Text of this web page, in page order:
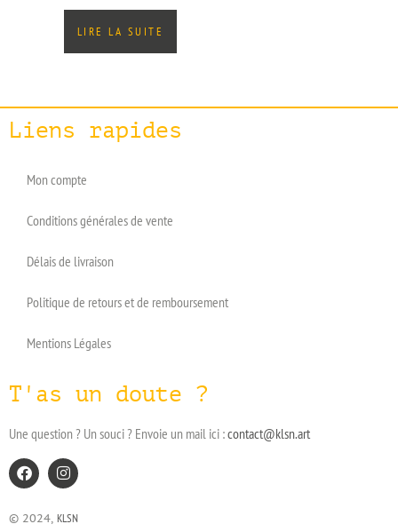
LIRE LA SUITE
Liens rapides
Mon compte
Conditions générales de vente
Délais de livraison
Politique de retours et de remboursement
Mentions Légales
T'as un doute ?
Une question ? Un souci ? Envoie un mail ici :contact@klsn.art
© 2024, KLSN